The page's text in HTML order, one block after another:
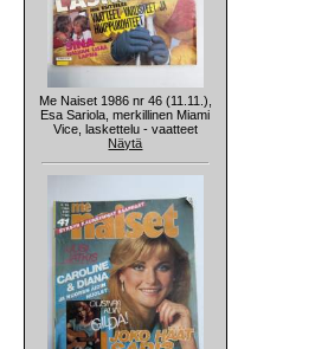
Me Naiset 1986 nr 46 (11.11.),
Esa Sariola, merkillinen Miami
Vice, laskettelu - vaatteet
Näytä